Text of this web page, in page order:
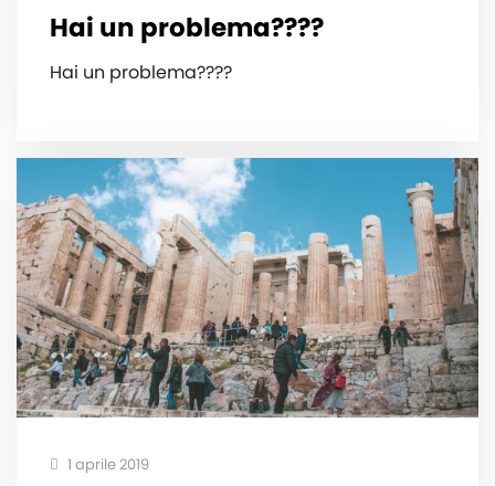
Hai un problema????
Hai un problema????
1 aprile 2019